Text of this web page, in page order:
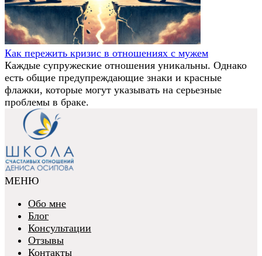
Как пережить кризис в отношениях с мужем
Каждые супружеские отношения уникальны. Однако
есть общие предупреждающие знаки и красные
флажки, которые могут указывать на серьезные
проблемы в браке.
МЕНЮ
Обо мне
Блог
Консультации
Отзывы
Контакты